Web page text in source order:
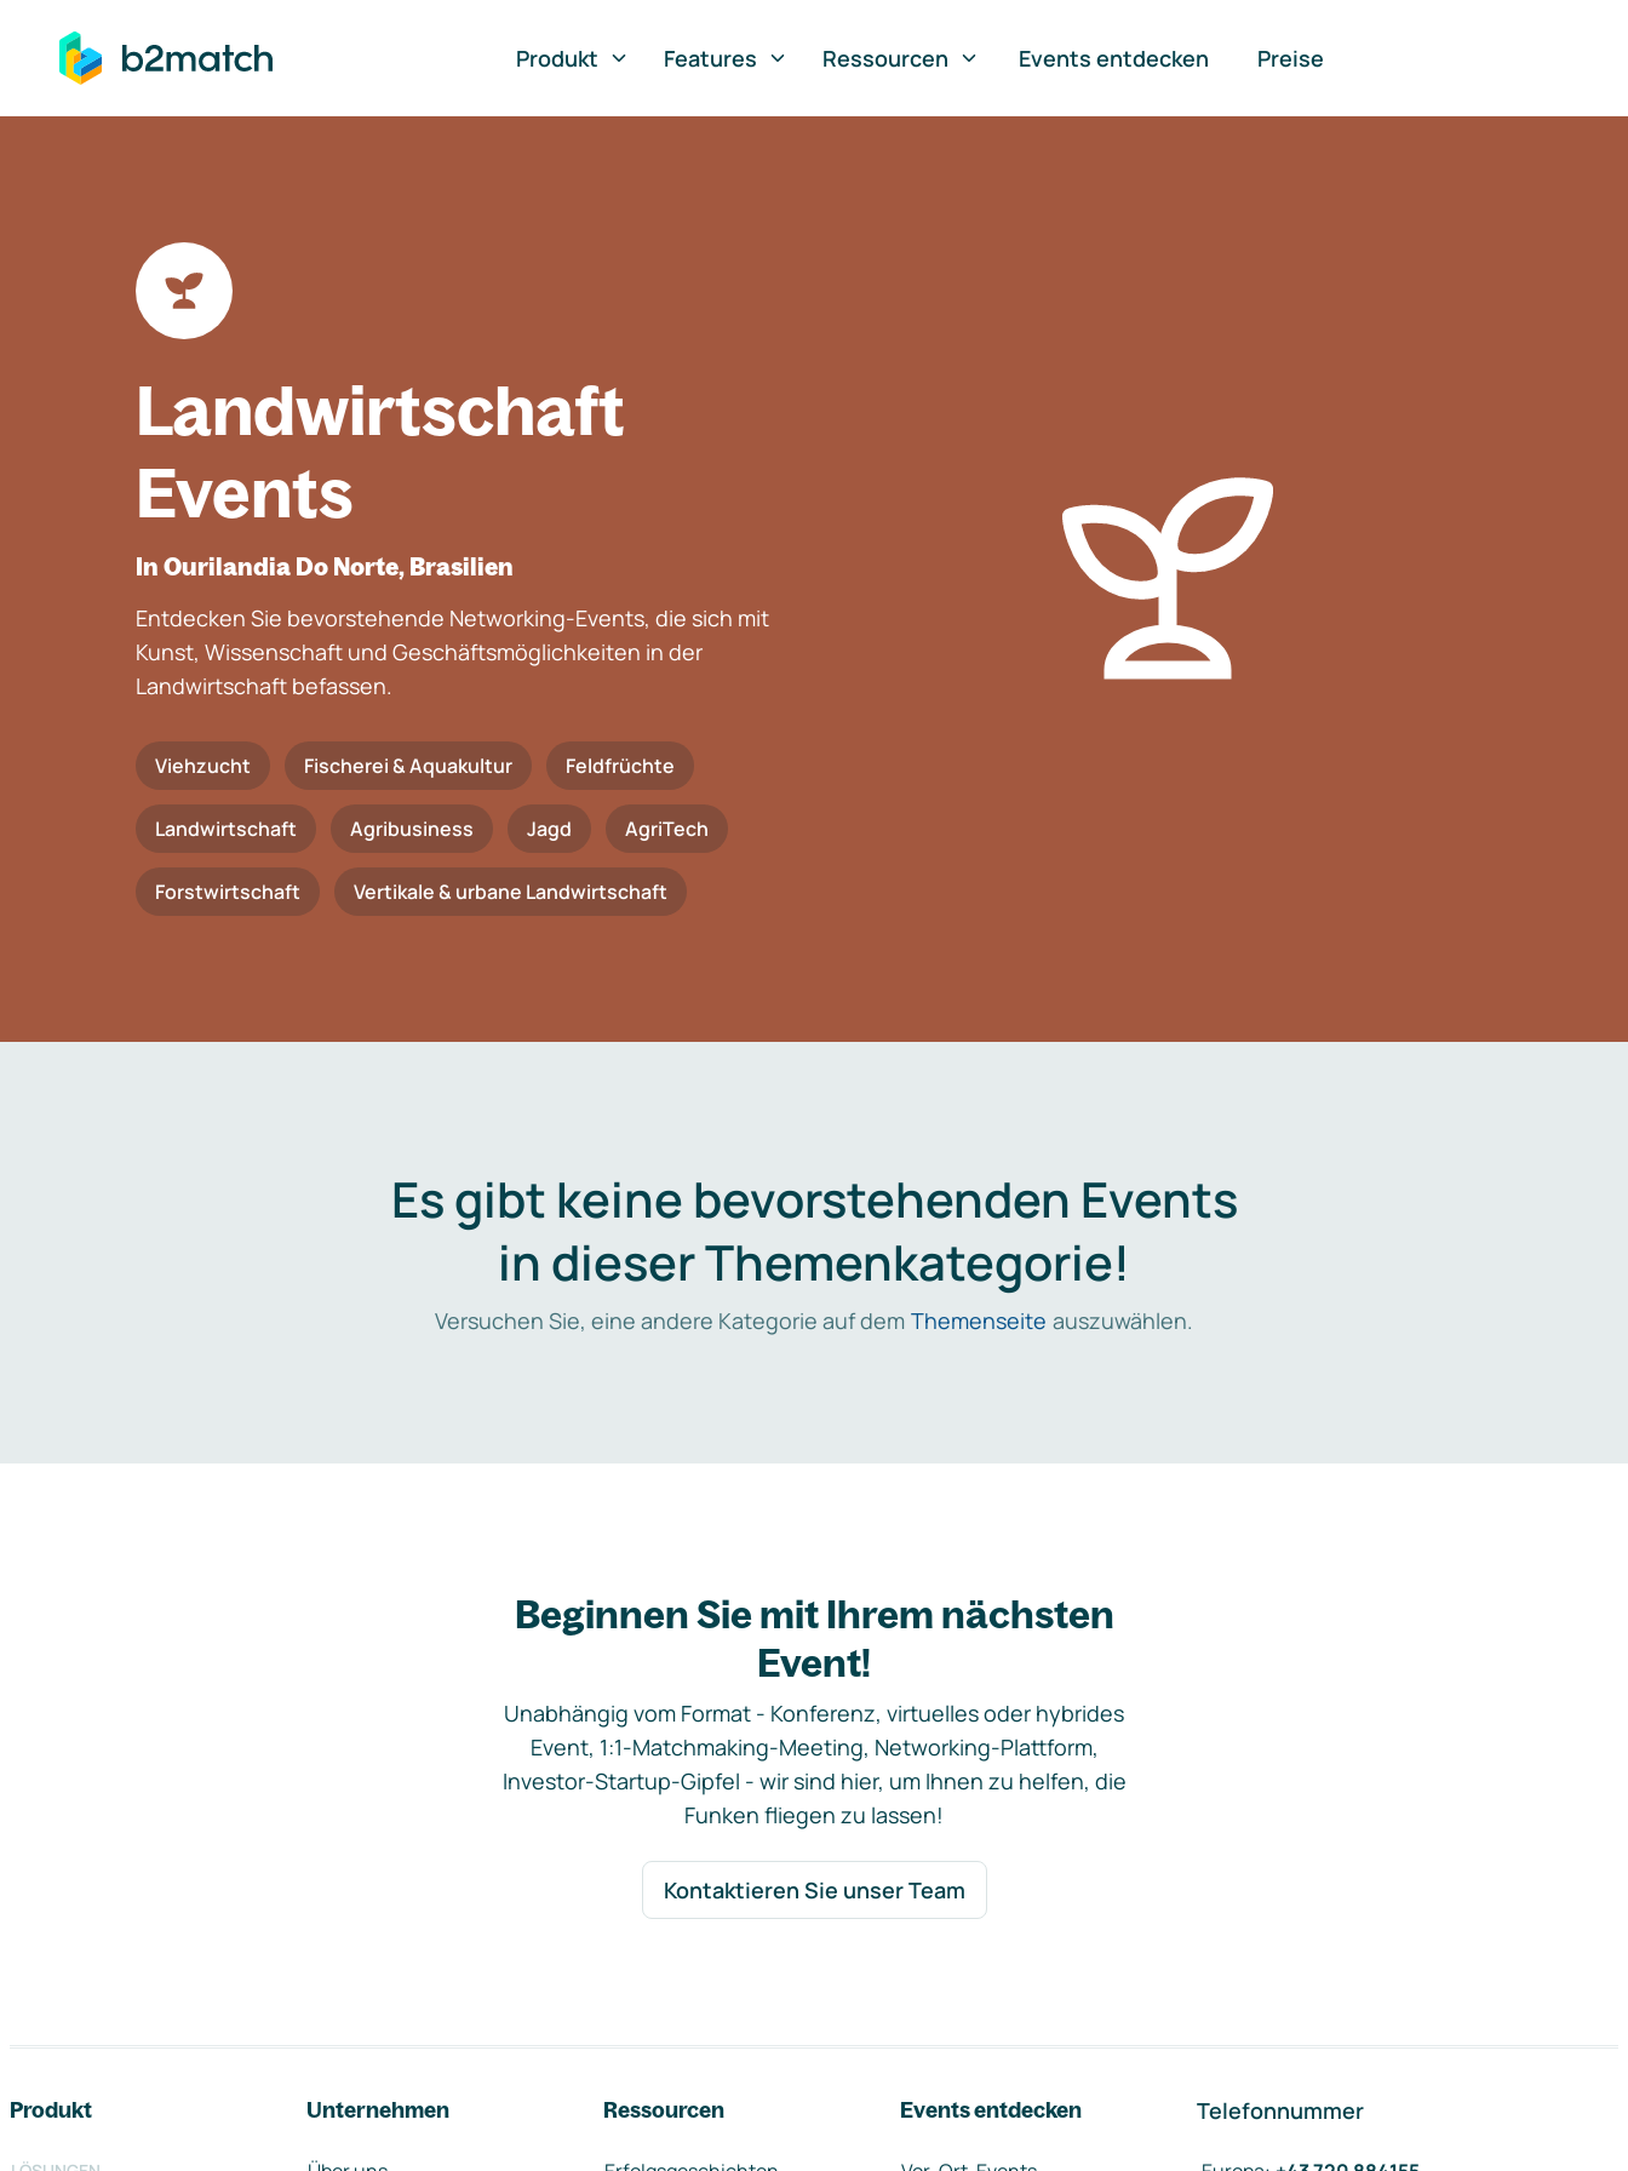
springen
Produkt
Features Ressourcen Events entdecken Preise
Landwirtschaft
Events
In Ourilandia Do Norte, Brasilien
Entdecken Sie bevorstehende Networking-Events, die sich mit
Kunst, Wissenschaft und Geschäftsmöglichkeiten in der
Landwirtschaft befassen.
Viehzucht Fischerei & Aquakultur Feldfrüchte
Landwirtschaft Agribusiness Jagd AgriTech
Forstwirtschaft Vertikale & urbane Landwirtschaft
Es gibt keine bevorstehenden Events
in dieser Themenkategorie!
Versuchen Sie, eine andere Kategorie auf dem Themenseite auszuwählen.
Beginnen Sie mit Ihrem nächsten
Event!
Unabhängig vom Format - Konferenz, virtuelles oder hybrides
Event, 1:1-Matchmaking-Meeting, Networking-Plattform,
Investor-Startup-Gipfel - wir sind hier, um Ihnen zu helfen, die
Funken fliegen zu lassen!
Kontaktieren Sie unser Team
Produkt Unternehmen Ressourcen Events entdecken Telefonnummer